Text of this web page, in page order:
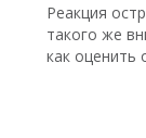
Реакция
такого же
как оценить